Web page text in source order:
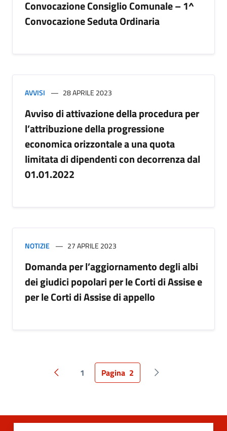
Convocazione Consiglio Comunale – 1^
Convocazione Seduta Ordinaria
AVVISI 28 APRILE 2023
Avviso di attivazione della procedura per
l’attribuzione della progressione
economica orizzontale a una quota
limitata di dipendenti con decorrenza dal
01.01.2022
NOTIZIE 27 APRILE 2023
Domanda per l’aggiornamento degli albi
dei giudici popolari per le Corti di Assise e
per le Corti di Assise di appello
Pagina precedente
1 Pagina 2 Pagina successiva